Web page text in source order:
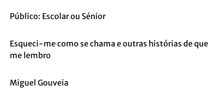
Público: Escolar ou Sénior
Esqueci-me como se chama e outras histórias de que
me lembro
Miguel Gouveia